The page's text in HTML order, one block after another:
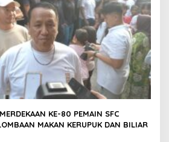
KE-80 PEMAIN SFC
MAKAN KERUPUK DAN BILIAR